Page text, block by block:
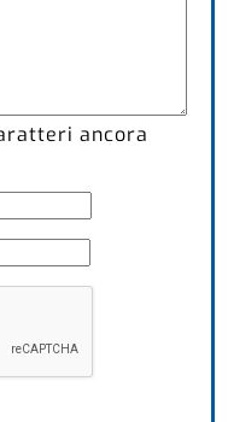
ancora